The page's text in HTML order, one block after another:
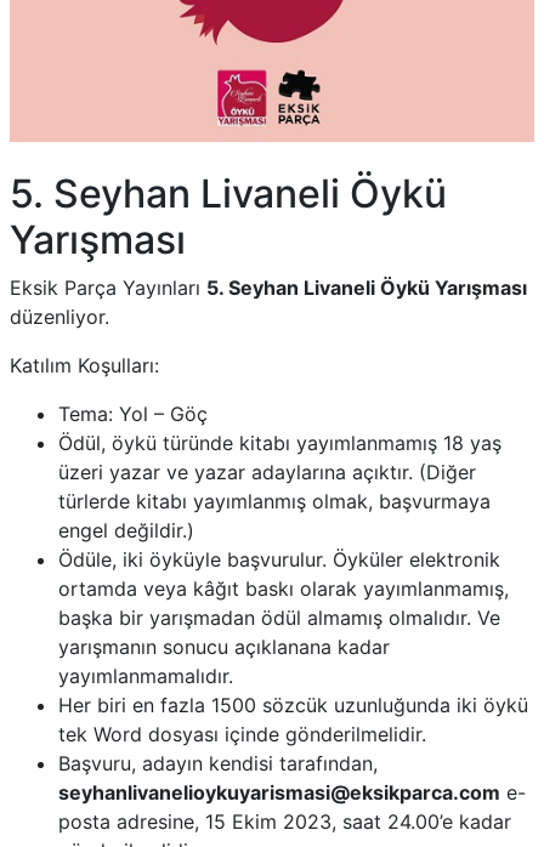
5. Seyhan Livaneli Öykü
Yarışması
Eksik Parça Yayınları 5. Seyhan Livaneli Öykü Yarışması
düzenliyor.
Katılım Koşulları:
Tema: Yol – Göç
Ödül, öykü türünde kitabı yayımlanmamış 18 yaş
üzeri yazar ve yazar adaylarına açıktır. (Diğer
türlerde kitabı yayımlanmış olmak, başvurmaya
engel değildir.)
Ödüle, iki öyküyle başvurulur. Öyküler elektronik
ortamda veya kâğıt baskı olarak yayımlanmamış,
başka bir yarışmadan ödül almamış olmalıdır. Ve
yarışmanın sonucu açıklanana kadar
yayımlanmamalıdır.
Her biri en fazla 1500 sözcük uzunluğunda iki öykü
tek Word dosyası içinde gönderilmelidir.
Başvuru, adayın kendisi tarafından,
seyhanlivanelioykuyarismasi@eksikparca.com e-
posta adresine, 15 Ekim 2023, saat 24.00’e kadar